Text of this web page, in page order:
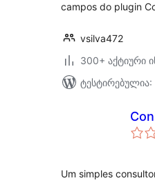
campos do plugin
vsilva472
300+ აქტიური
ტესტირებულია:
Um simples